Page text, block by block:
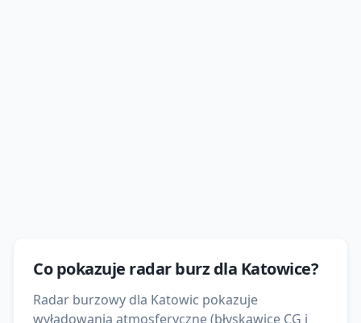
Co pokazuje radar burzdla Katowice?
Radar burzowy dla Katowic pokazuje
wyładowania atmosferyczne (błyskawice CG i